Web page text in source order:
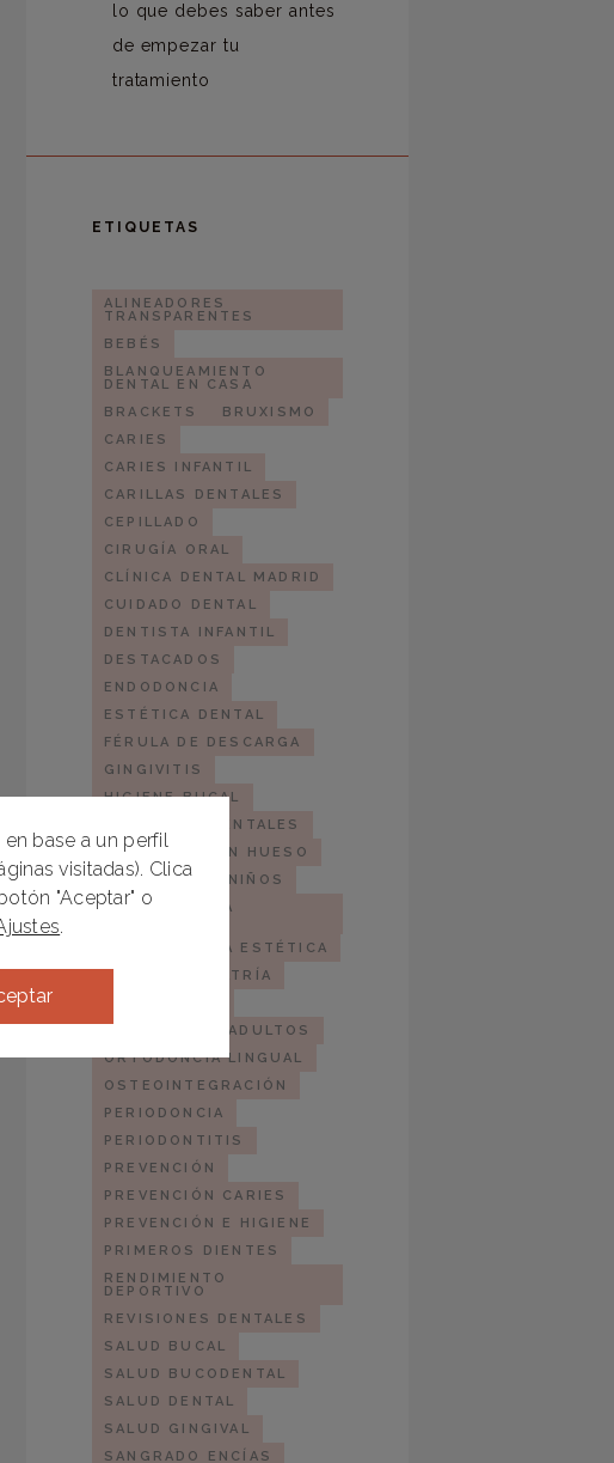
lo que debes saber antes
de empezar tu
tratamiento
ETIQUETAS
ALINEADORES
TRANSPARENTES
BEBÉS
BLANQUEAMIENTO
DENTAL EN CASA
BRACKETS
BRUXISMO
CARIES
CARIES INFANTIL
CARILLAS DENTALES
CEPILLADO
CIRUGÍA ORAL
CLÍNICA DENTAL MADRID
CUIDADO DENTAL
DENTISTA INFANTIL
DESTACADOS
ENDODONCIA
ESTÉTICA DENTAL
FÉRULA DE DESCARGA
GINGIVITIS
HIGIENE BUCAL
IMPLANTES DENTALES
IMPLANTES SIN HUESO
INVISALIGN
NIÑOS
ODONTOLOGÍA
ODONTOLOGÍA ESTÉTICA
ODONTOPEDIATRÍA
ORTODONCIA ADULTOS
ORTODONCIA LINGUAL
OSTEOINTEGRACIÓN
PERIODONCIA
PERIODONTITIS
PREVENCIÓN
PREVENCIÓN CARIES
PREVENCIÓN E HIGIENE
PRIMEROS DIENTES
RENDIMIENTO
DEPORTIVO
REVISIONES DENTALES
SALUD BUCAL
SALUD BUCODENTAL
SALUD DENTAL
SALUD GINGIVAL
SANGRADO ENCÍAS
base a un perfil
visitadas). Clica
"Aceptar" o
.